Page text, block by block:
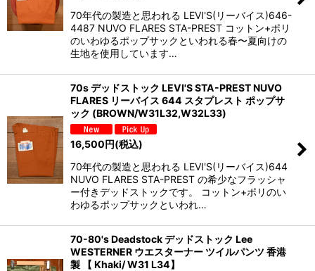
70年代の製造と思われる LEVI'S(リーバイス)646-
4487 NUVO FLARES STA-PREST コットン+ポリ
のいわゆるポップサックといわれる春〜夏向けの
生地を使用しています…
70s デッドストック LEVI'S STA-PREST NUVO
FLARES リーバイス 644 スタプレスト ポップサ
ック (BROWN/W31L32,W32L33)
16,500円(税込)
70年代の製造と思われる LEVI'S(リーバイス)644
NUVO FLARES STA-PREST の希少なフラッシャ
ー付きデッドストックです。 コットン+ポリのい
わゆるポップサックといわれ…
70-80's Deadstock デッドストック Lee
WESTERNER ウエスターナー ツイルパンツ 香港
製 【 Khaki/ W31 L34】